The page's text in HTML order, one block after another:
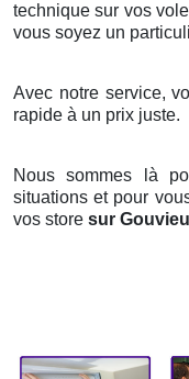
technique sur vos
vous soyez un
Avec notre service,
rapide à un prix juste.
Nous sommes là
situations et pour
vos store sur